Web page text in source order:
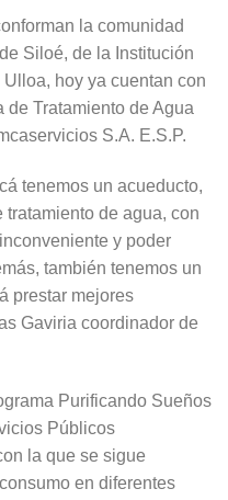
la comunidad
Siloé, de la Institución
hoy ya cuentan con
Tratamiento de Agua
S.A. E.S.P.
tenemos un acueducto,
de agua, con
y poder
también tenemos un
prestar mejores
Gaviria coordinador de
Purificando Sueños
Públicos
la que se sigue
en diferentes